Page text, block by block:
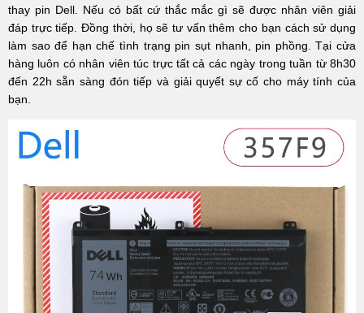
thay pin Dell. Nếu có bất cứ thắc mắc gì sẽ được nhân viên giải
đáp trực tiếp. Đồng thời, họ sẽ tư vấn thêm cho bạn cách sử dụng
làm sao để hạn chế tình trạng pin sụt nhanh, pin phồng. Tại cửa
hàng luôn có nhân viên túc trực tất cả các ngày trong tuần từ 8h30
đến 22h sẵn sàng đón tiếp và giải quyết sự cố cho máy tính của
bạn.